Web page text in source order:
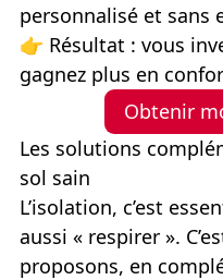
personnalisé et sans
👉 Résultat : vous
gagnez plus en
Obtenir
Les solutions
sol sain
L’isolation, c’est
aussi « respirer ».
proposons, en